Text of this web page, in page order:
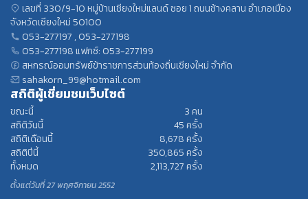
เลขที่ 330/9-10 หมู่บ้านเชียงใหม่แลนด์ ซอย 1 ถนนช้างคลาน อำเภอเมือง
จังหวัดเชียงใหม่ 50100
053-277197 ,053-277198
053-277198แฟกซ์: 053-277199
สหกรณ์ออมทรัพย์ข้าราชการส่วนท้องถิ่นเชียงใหม่ จำกัด
sahakorn_99@hotmail.com
สถิติผู้เชี่ยมชมเว็บไซต์
ขณะนี้ 3คน
สถิติวันนี้
45ครั้ง
สถิติเดือนนี้
8,678ครั้ง
สถิติปีนี้
350,865ครั้ง
ทั้งหมด
2,113,727ครั้ง
ตั้งแต่วันที่ 27 พฤศจิกายน 2552